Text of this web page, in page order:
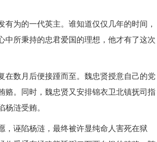
为的一代英主。谁知道仅仅几年的时间，
所秉持的忠君爱国的理想，他才有了这次
数月后便接踵而至。魏忠贤授意自己的党
。同时，魏忠贤又安排锦衣卫北镇抚司指
涟受贿。
诬陷杨涟，最终被许显纯命人害死在狱